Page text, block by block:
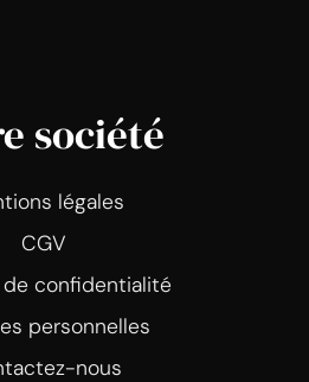
société
légales
CGV
de confidentialité
personnelles
nous